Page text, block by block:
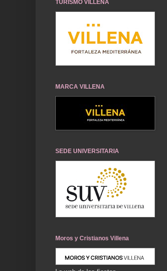
TURISMO VILLENA
MARCA VILLENA
SEDE UNIVERSITARIA
Moros y Cristianos Villena